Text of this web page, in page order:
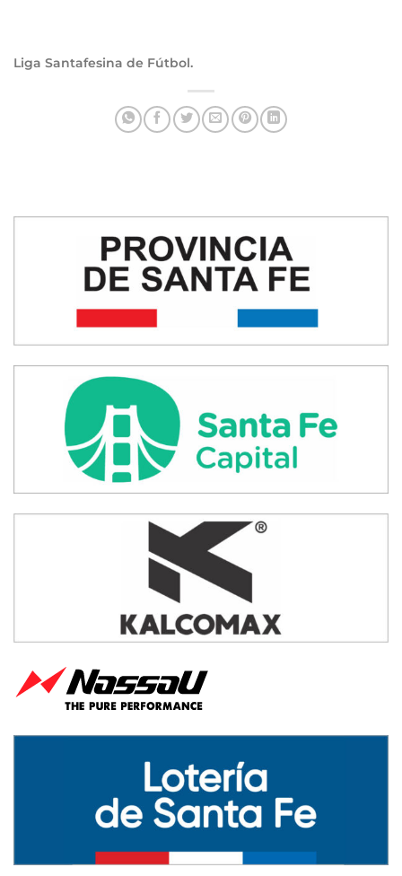
Liga Santafesina de Fútbol.